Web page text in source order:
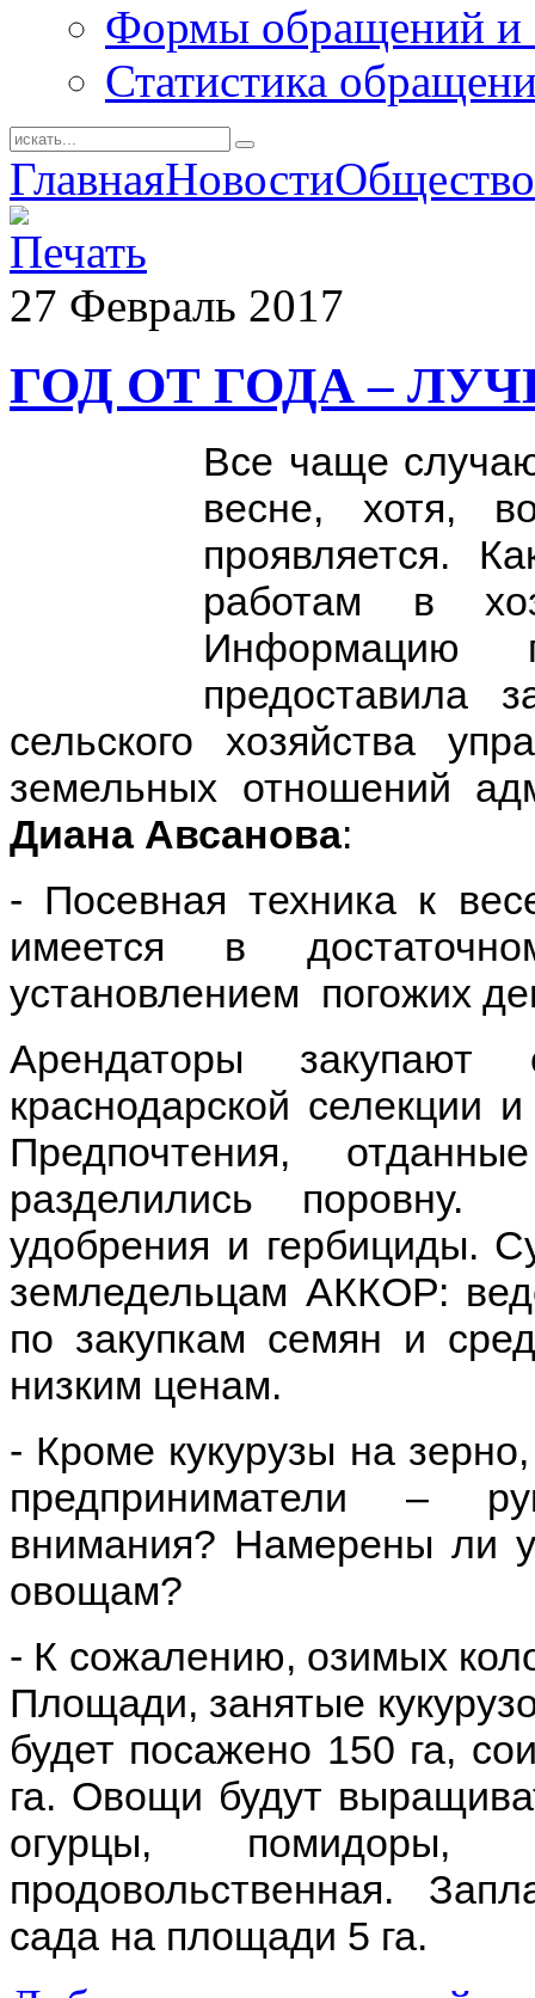
Формы обращений и
Статистика
ГлавнаяНовостиОбщество
27 Февраль 2017
ГОД ОТ ГОДА –
Все чаще
весне, хотя,
проявляется.
работам в
Информацию
предоставила
сельского хозяйства
земельных отношений
Диана Авсанова:
- Посевная техника к
имеется в
установлением погожих
Арендаторы
краснодарской селекции
Предпочтения,
разделились
удобрения и гербициды.
земледельцам АККОР:
по закупкам семян и
низким ценам.
- Кроме кукурузы на
предприниматели –
внимания? Намерены ли
овощам?
- К сожалению, озимых
Площади, занятые
будет посажено 150 га,
га. Овощи будут
огурцы, помидоры,
продовольственная.
сада на площади 5 га.